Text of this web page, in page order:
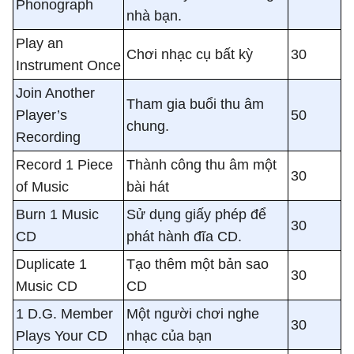
Phonograph
nhà bạn.
Play an
Instrument Once
Chơi nhạc cụ bất kỳ 30
Join Another
Player’s
Recording
Tham gia buổi thu âm
chung.
50
Record 1 Piece
of Music
Thành công thu âm một
bài hát
30
Burn 1 Music
CD
Sử dụng giấy phép để
phát hành đĩa CD.
30
Duplicate 1
Music CD
Tạo thêm một bản sao
CD
30
1 D.G. Member
Plays Your CD
Một người chơi nghe
nhạc của bạn
30